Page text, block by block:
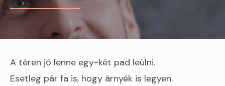
A téren jó lenne egy-két pad leülni.
Esetleg pár fa is, hogy árnyék is legyen.